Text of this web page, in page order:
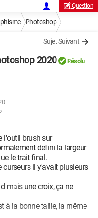
Question
Photoshop
Sujet Suivant
2020 Résolu
l'outil brush sur
défini la largeur
le trait final.
curseurs il y'avait plusieurs
mais une croix, ça ne
à la bonne taille, la même